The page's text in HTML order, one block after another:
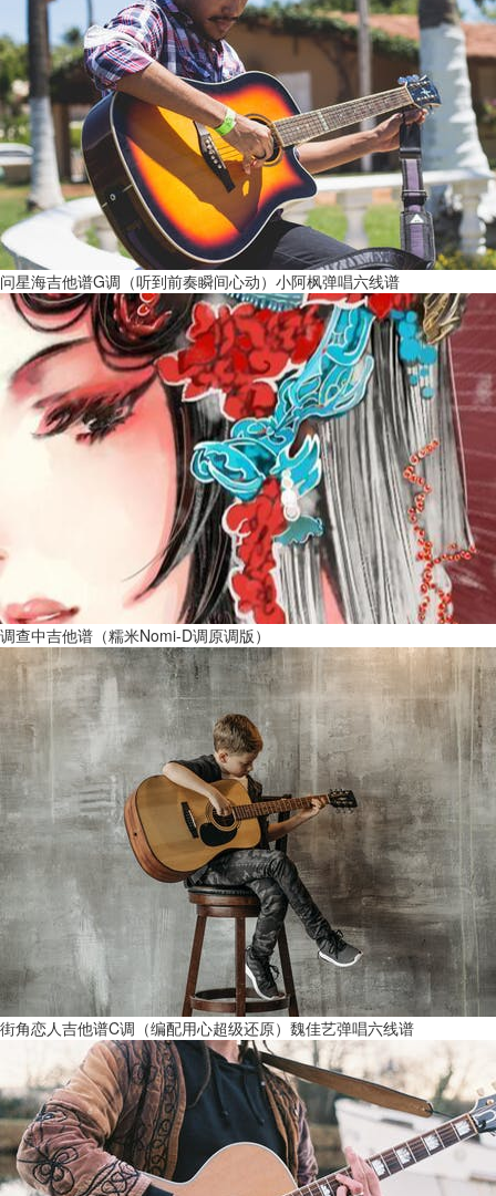
问星海吉他谱G调（听到前奏瞬间心动）小阿枫弹唱六线谱
调查中吉他谱（糯米Nomi-D调原调版）
街角恋人吉他谱C调（编配用心超级还原）魏佳艺弹唱六线谱